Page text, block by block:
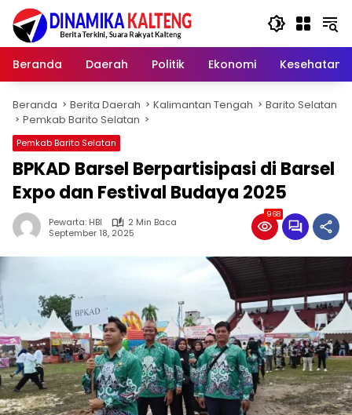
Langsung
konten
Beranda
Daerah Politik Ekonomi Kesehatan
Beranda Berita Daerah Kalimantan Tengah
Barito Selatan
Pemkab Barito Selatan
Pemkab Barito Selatan
BPKAD Barsel Berpartisipasi di Barsel
Expo dan Festival Budaya 2025
Pewarta: HBI
2 Min Baca
September 18, 2025
968